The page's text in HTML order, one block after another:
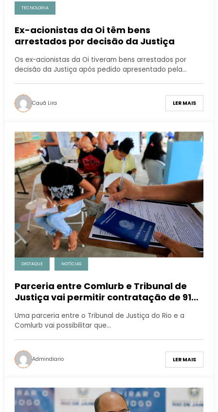
TECNOLOGIA
Ex-acionistas da Oi têm bens
arrestados por decisão da Justiça
Os ex-acionistas da Oi tiveram bens arrestados por
decisão da Justiça após pedido apresentado pela…
Cauã Lira LER MAIS
DESTAQUE NOTÍCIAS
Parceria entre Comlurb e Tribunal de
Justiça vai permitir contratação de 918
Uma parceria entre o Tribunal de Justiça do Rio e a
Comlurb vai possibilitar que…
Admindiario LER MAIS